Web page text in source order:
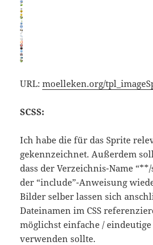
URL:moelleken.org/
SCSS:
Ich habe die für das Sprite
gekennzeichnet. Außerdem
dass der Verzeichnis-Name
der “include”-Anweisung
Bilder selber lassen sich
Dateinamen im CSS
möglichst einfache / eindeutige
verwenden sollte.